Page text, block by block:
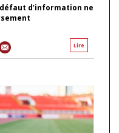
d’information ne
Lire